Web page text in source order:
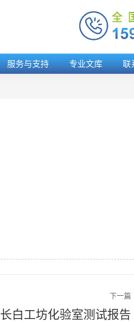
服务与支持 专业文库 联
下一篇
长白工坊化验室测试报告